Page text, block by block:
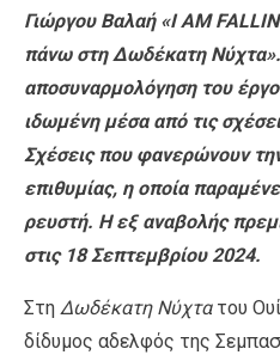
Γιώργου Βαλαή «I AM
πάνω στη Δωδέκατη
αποσυναρμολόγηση του
ιδωμένη μέσα από τις
Σχέσεις που φανερώνουν
επιθυμίας, η οποία
ρευστή. Η εξ αναβολής
στις 18 Σεπτεμβρίου 2024.
Στη Δωδέκατη Νύχτατου
δίδυμος αδελφός της